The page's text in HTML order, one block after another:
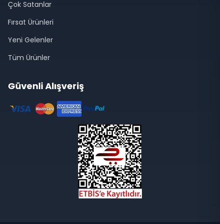
Çok Satanlar
Fırsat Ürünleri
Yeni Gelenler
Tüm Ürünler
Güvenli Alışveriş